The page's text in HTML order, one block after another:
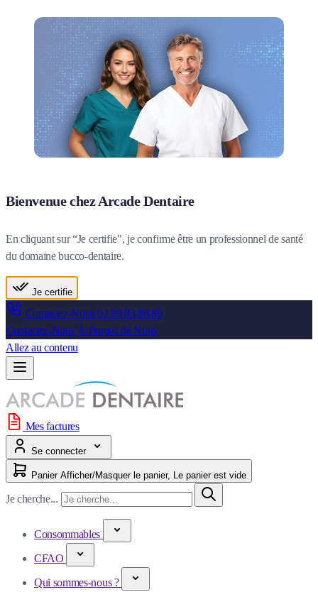
Bienvenue chez Arcade Dentaire
En cliquant sur “Je certifie", je confirme être un professionnel de santé
du domaine bucco-dentaire.
Je certifie
Contactez-Nous02 99 83 88 89
Contactez-Nous À Propos de Nous
Allez au contenu
Mes factures
Se connecter
Panier Afficher/Masquer le panier, Le panier est vide
Je cherche...
Consommables
CFAO
Qui sommes-nous ?